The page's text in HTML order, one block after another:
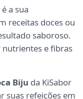
é a sua
receitas doces ou
saboroso.
nutrientes e fibras
Biju da KiSabor
suas refeições em